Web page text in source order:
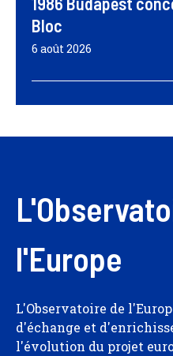
Bloc
6 août 2026
l'Europe
L'Observatoire de
d'échange et
l'évolution du projet